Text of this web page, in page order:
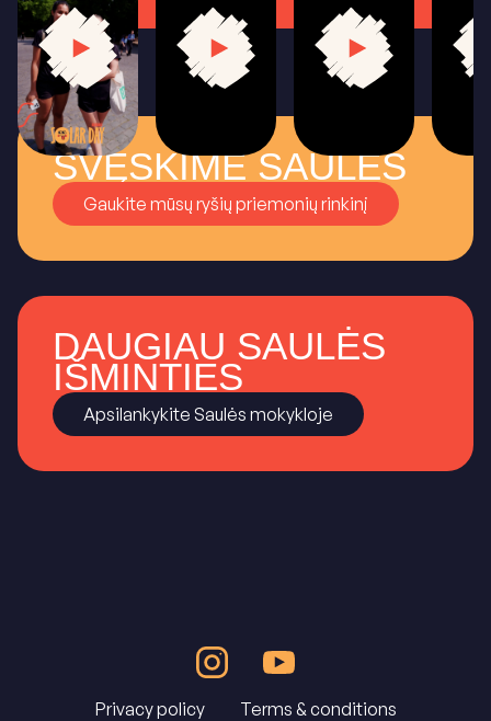
ŠVĘSKIME SAULĖS
Gaukite mūsų ryšių priemonių rinkinį
DAUGIAU SAULĖS
IŠMINTIES
Apsilankykite Saulės mokykloje
Privacy policy Terms & conditions